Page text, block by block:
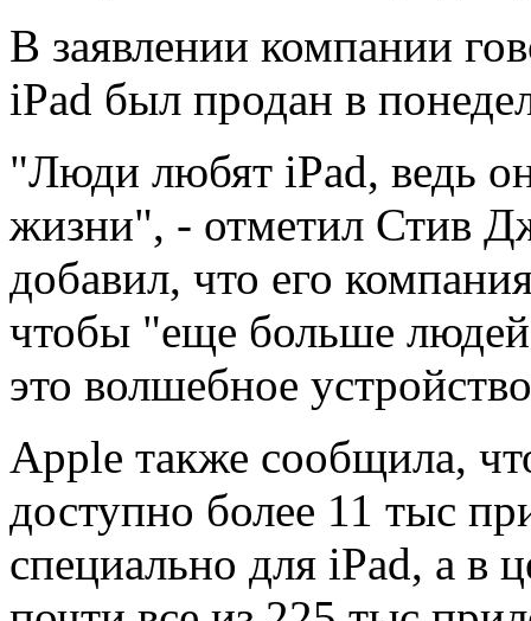
В заявлении компании
iPad был продан в
"Люди любят iPad, ведь
жизни", - отметил Стив
добавил, что его
чтобы "еще больше
это волшебное
Apple также сообщила,
доступно более 11 тыс
специально для iPad, а в